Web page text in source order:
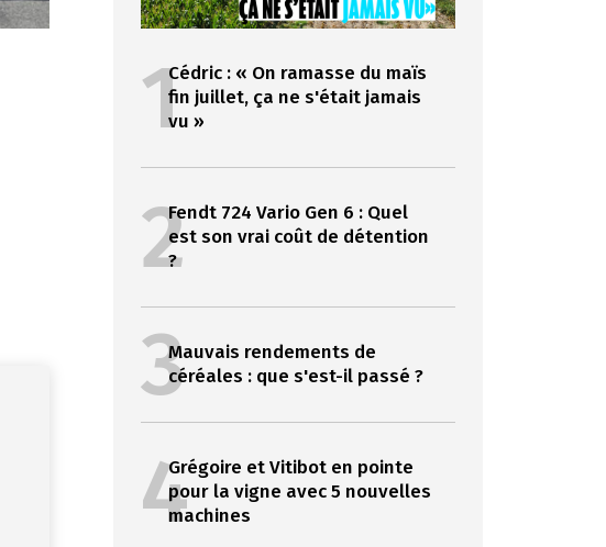
1Cédric : « On ramasse du maïs
fin juillet, ça ne s'était jamais
vu »
2Fendt 724 Vario Gen 6 : Quel
est son vrai coût de détention
?
3Mauvais rendements de
céréales : que s'est-il passé ?
4Grégoire et Vitibot en pointe
pour la vigne avec 5 nouvelles
machines